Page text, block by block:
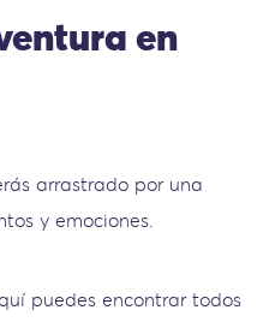
en
arrastrado por una
y emociones.
puedes encontrar todos